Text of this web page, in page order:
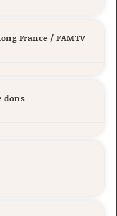
France / FAMTV
dons